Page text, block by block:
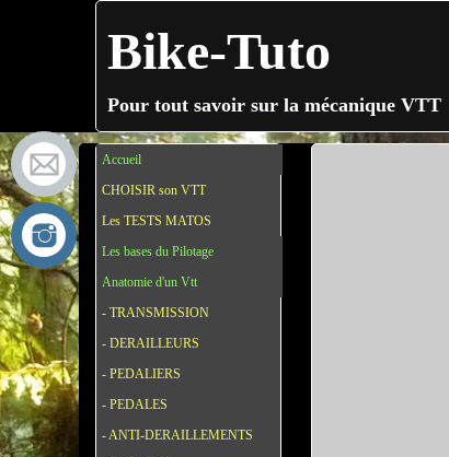
Bike-Tuto
Pour tout savoir sur la mécanique VTT
Accueil
CHOISIR son VTT
Les TESTS MATOS
Les bases du Pilotage
Anatomie d'un Vtt
- TRANSMISSION
- DERAILLEURS
- PEDALIERS
- PEDALES
- ANTI-DERAILLEMENTS